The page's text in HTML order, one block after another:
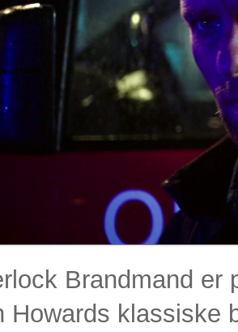
Brandmand er
Howards klassiske